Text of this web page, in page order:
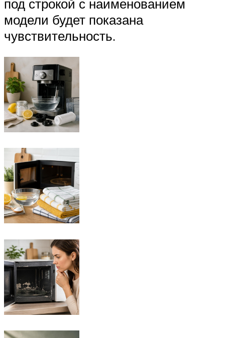
под строкой с наименованием
модели будет показана
чувствительность.